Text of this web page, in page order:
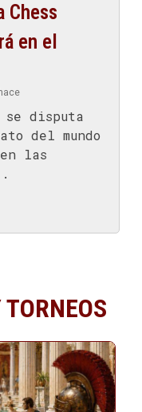
Chess
en el
se disputa
del mundo
las